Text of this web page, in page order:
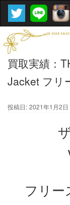
買取実績：
Jacket フリ
投稿日: 2021年1月2日
フリ